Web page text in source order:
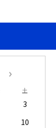
土
3
10